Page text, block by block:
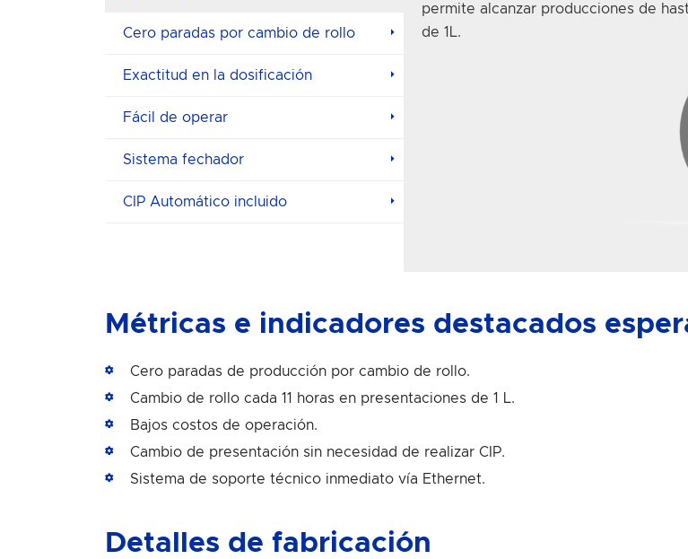
Cero paradas por cambio de rollo
Exactitud en la dosificación
Fácil de operar
Sistema fechador
CIP Automático incluido
permite alcanzar producciones de
de 1L.
Métricas e indicadores destacados
Cero paradas de producción por cambio de rollo.
Cambio de rollo cada 11 horas en presentaciones de 1 L.
Bajos costos de operación.
Cambio de presentación sin necesidad de realizar CIP.
Sistema de soporte técnico inmediato vía Ethernet.
Detalles de fabricación